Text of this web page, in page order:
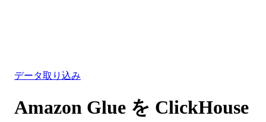
データ取り込み
Amazon Glue を ClickHouse